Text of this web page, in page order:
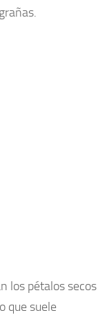
los pétalos secos
que suele